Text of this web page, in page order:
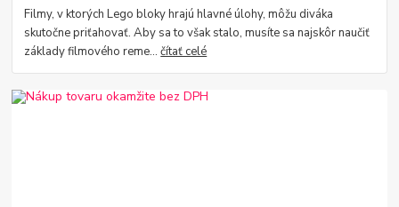
Filmy, v ktorých Lego bloky hrajú hlavné úlohy, môžu diváka
skutočne priťahovať. Aby sa to však stalo, musíte sa najskôr naučiť
základy filmového reme...čítať celé